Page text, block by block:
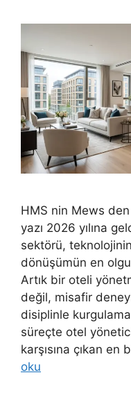
HMS nin Mews
yazı 2026 yılına
sektörü,
dönüşümün en
Artık bir oteli
değil, misafir
disiplinle
süreçte otel
karşısına çıkan en
oku